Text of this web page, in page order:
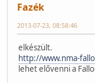
Fazék
2013-07-23, 08:58:46
elkészült.
http://www.nma-
lehet elővenni a